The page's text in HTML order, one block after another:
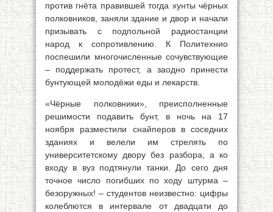
против гнёта правившей тогда хунты чёрных
полковников, заняли здание и двор и начали
призывать с подпольной радиостанции
народ к сопротивлению. К Политехнио
поспешили многочисленные сочувствующие
– поддержать протест, а заодно принести
бунтующей молодёжи еды и лекарств.
«Чёрные полковники», преисполненные
решимости подавить бунт, в ночь на 17
ноября разместили снайперов в соседних
зданиях и велели им стрелять по
университетскому двору без разбора, а ко
входу в вуз подтянули танки. До сего дня
точное число погибших по ходу штурма –
безоружных! – студентов неизвестно: цифры
колеблются в интервале от двадцати до